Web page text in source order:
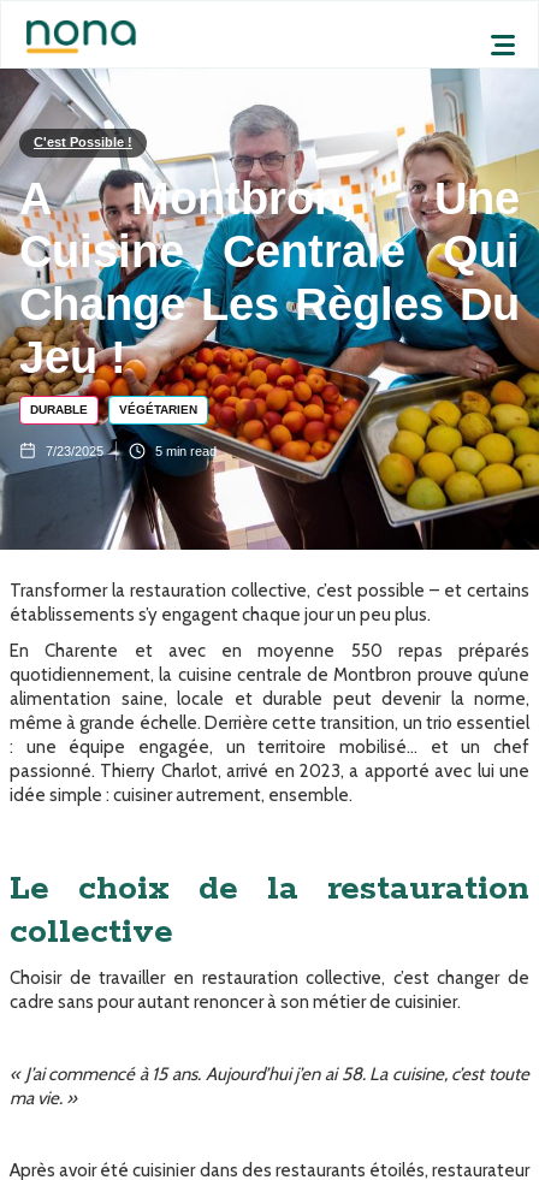
C'est Possible !
A Montbron, Une
Cuisine Centrale Qui
Change Les Règles Du
Jeu !
DURABLE VÉGÉTARIEN
7/23/2025 5 min read
Transformer la restauration collective, c’est possible – et certains
établissements s’y engagent chaque jour un peu plus.
En Charente et avec en moyenne 550 repas préparés
quotidiennement, la cuisine centrale de Montbron prouve qu’une
alimentation saine, locale et durable peut devenir la norme,
même à grande échelle. Derrière cette transition, un trio essentiel
: une équipe engagée, un territoire mobilisé… et un chef
passionné. Thierry Charlot, arrivé en 2023, a apporté avec lui une
idée simple : cuisiner autrement, ensemble.
Le choix de la restauration
collective
Choisir de travailler en restauration collective, c’est changer de
cadre sans pour autant renoncer à son métier de cuisinier.
« J’ai commencé à 15 ans. Aujourd’hui j’en ai 58. La cuisine, c’est toute
ma vie. »
Après avoir été cuisinier dans des restaurants étoilés, restaurateur